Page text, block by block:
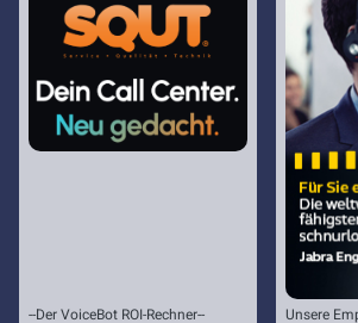
--Der VoiceBot ROI-Rechner-- Unsere